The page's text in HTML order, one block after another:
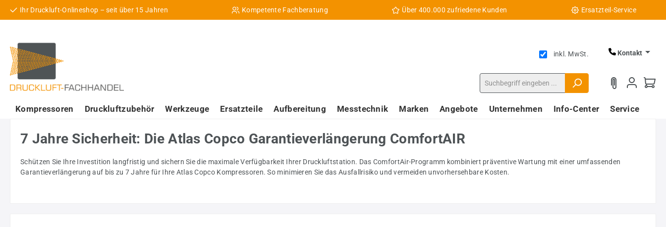
Hauptinhalt springen
Zur Suche springen
Zur Hauptnavigation springen
Ihr Druckluft-Onlineshop – seit über 15 Jahren Kompetente Fachberatung Über 400.000 zufriedene Kunden Ersatzteil-Service
inkl. MwSt. Kontakt
Kompressoren Druckluftzubehör Werkzeuge Ersatzteile Aufbereitung Messtechnik Marken Angebote Unternehmen Info-Center Service
7 Jahre Sicherheit: Die Atlas Copco Garantieverlängerung ComfortAIR
Schützen Sie Ihre Investition langfristig und sichern Sie die maximale Verfügbarkeit Ihrer Druckluftstation. Das ComfortAir-Programm kombiniert präventive Wartung mit einer umfassenden
Garantieverlängerung auf bis zu 7 Jahre für Ihre Atlas Copco Kompressoren. So minimieren Sie das Ausfallrisiko und vermeiden unvorhersehbare Kosten.